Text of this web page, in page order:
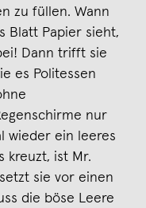
zu füllen. Wann
Blatt Papier sieht,
Dann trifft sie
es Politessen
nur
wieder ein leeres
kreuzt, ist Mr.
sie vor einen
die böse Leere